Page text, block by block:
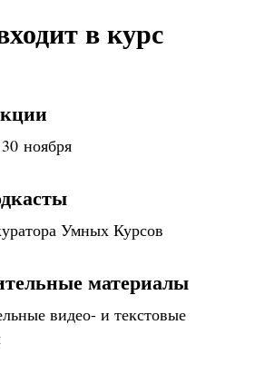
в курс
ноября
Умных Курсов
материалы
видео- и текстовые